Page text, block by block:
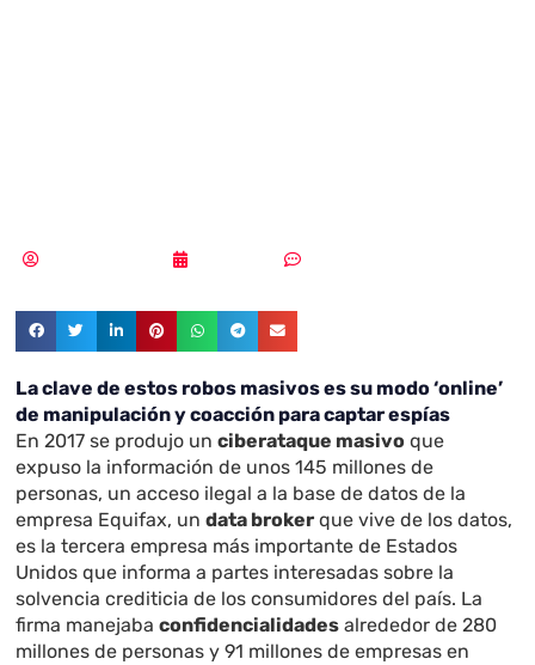
La clave de estos robos masivos es su modo ‘online’
de manipulación y coacción para captar espías
En 2017 se produjo unciberataque masivo que
expuso la información de unos 145 millones de
personas, un acceso ilegal a la base de datos de la
empresa Equifax, undata broker que vive de los datos,
es la tercera empresa más importante de Estados
Unidos que informa a partes interesadas sobre la
solvencia crediticia de los consumidores del país. La
firma manejabaconfidencialidades alrededor de 280
millones de personas y 91 millones de empresas en